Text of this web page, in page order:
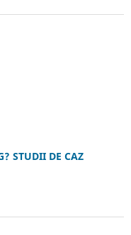
STUDII DE CAZ